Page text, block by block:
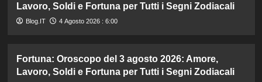
Lavoro, Soldi e Fortuna per Tutti i Segni Zodiacali
Blog.IT 4 Agosto 2026 : 6:00
Fortuna: Oroscopo del 3 agosto 2026: Amore,
Lavoro, Soldi e Fortuna per Tutti i Segni Zodiacali